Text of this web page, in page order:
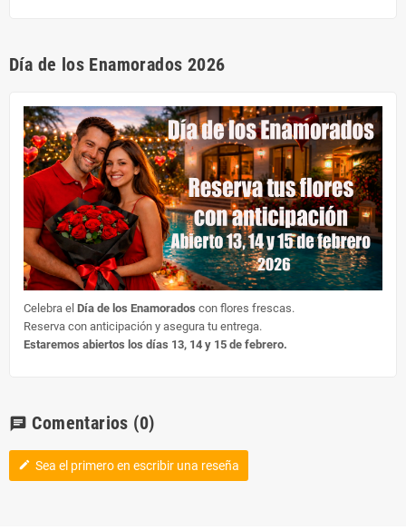
Día de los Enamorados 2026
Celebra el Día de los Enamorados con flores frescas.
Reserva con anticipación y asegura tu entrega.
Estaremos abiertos los días 13, 14 y 15 de febrero.
chat Comentarios (0)
edit Sea el primero en escribir una reseña